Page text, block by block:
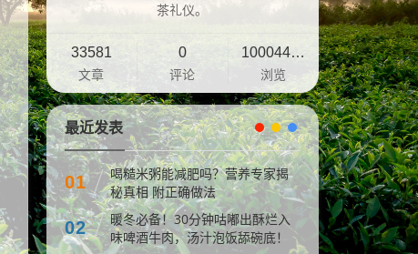
茶礼仪。
33581
文章
0
评论
10004401
浏览
最近发表
01
喝糙米粥能减肥吗？营养专家揭
秘真相 附正确做法
02
暖冬必备！30分钟咕嘟出酥烂入
味啤酒牛肉，汤汁泡饭舔碗底！